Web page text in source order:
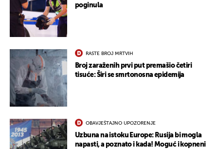
poginula
RASTE BROJ MRTVIH
Broj zaraženih prvi put premašio četiri
tisuće: Širi se smrtonosna epidemija
OBAVJEŠTAJNO UPOZORENJE
Uzbuna na istoku Europe: Rusija bi mogla
napasti, a poznato i kada! Moguć i kopneni
UKLJUČITE NOTIFIKACIJE